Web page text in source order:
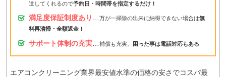
遣してくれるので予約日・時間帯を指定するだけ！
満足度保証制度あり …万が一掃除の出来に納得できない場合は無
料再清掃・全額返金！
サポート体制の充実… 補償も充実。 困った事は電話対応もある
エアコンクリーニング業界最安値水準の価格の安さでコスパ最